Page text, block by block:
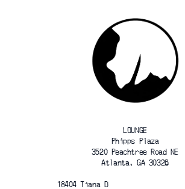
LOUNGE
Phipps Plaza
3520 Peachtree Road NE
Atlanta, GA 30326
18404 Tiana D